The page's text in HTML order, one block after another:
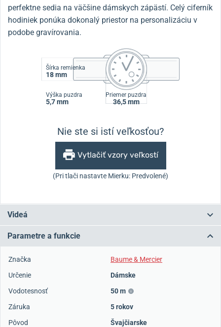
perfektne sedia na väčšine dámskych zápästí. Celý ciferník
hodiniek ponúka dokonalý priestor na personalizáciu v
podobe gravírovania.
Šírka remienka
18 mm
Výška puzdra
5,7 mm
Priemer puzdra
36,5 mm
Nie ste si istí veľkosťou?
Vytlačiť vzory veľkostí
(Pri tlači nastavte Mierku: Predvolené)
Videá
Parametre a funkcie
Značka
Baume & Mercier
Určenie
Dámske
Vodotesnosť
50 m
Záruka
5 rokov
Pôvod
Švajčiarske